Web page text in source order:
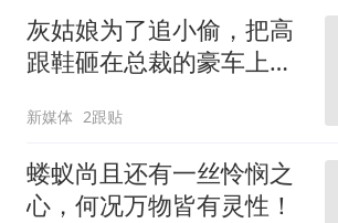
灰姑娘为了追小偷，把高
跟鞋砸在总裁的豪车上，
新媒体 2跟贴
蝼蚁尚且还有一丝怜悯之
心，何况万物皆有灵性！